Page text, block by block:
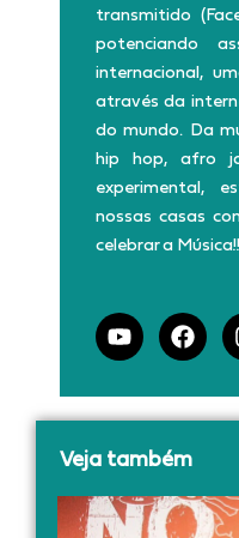
transmitido
potenciando
internacional,
através da
do mundo. Da
hip hop, afro
experimental,
nossas casas
celebrar a Música!!
Y
o
t
u
e
F
a
e
b
o
k
Veja também